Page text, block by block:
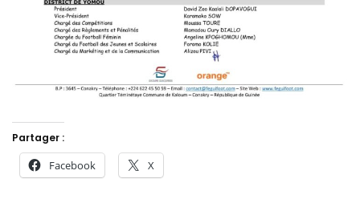
Partager :
Facebook X